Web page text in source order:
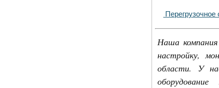
Наша компания
настройку,
области. У